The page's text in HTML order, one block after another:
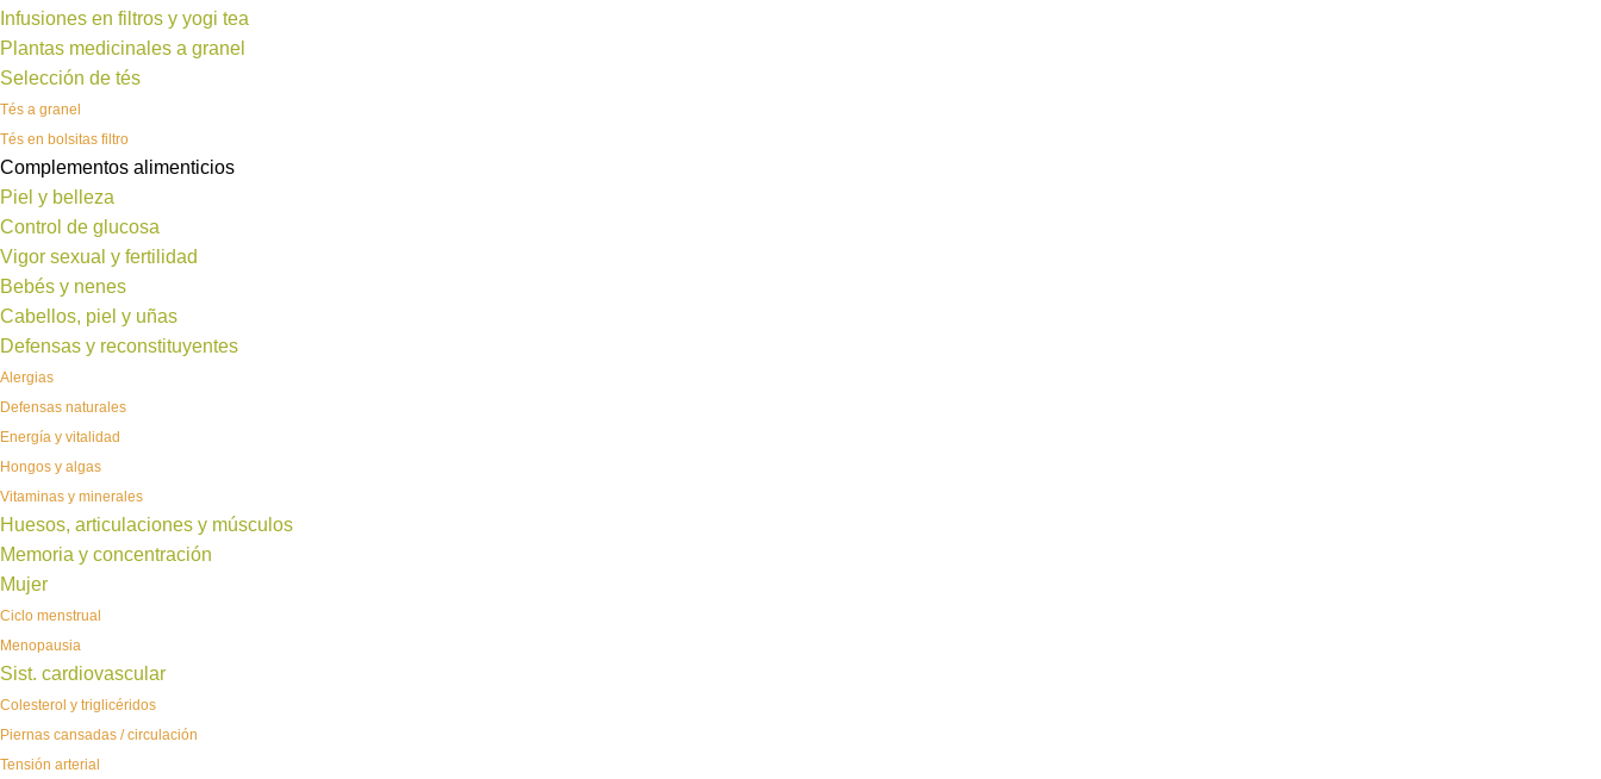
Infusiones en filtros y yogi tea
Plantas medicinales a granel
Selección de tés
Tés a granel
Tés en bolsitas filtro
Complementos alimenticios
Piel y belleza
Control de glucosa
Vigor sexual y fertilidad
Bebés y nenes
Cabellos, piel y uñas
Defensas y reconstituyentes
Alergias
Defensas naturales
Energía y vitalidad
Hongos y algas
Vitaminas y minerales
Huesos, articulaciones y músculos
Memoria y concentración
Mujer
Ciclo menstrual
Menopausia
Sist. cardiovascular
Colesterol y triglicéridos
Piernas cansadas / circulación
Tensión arterial